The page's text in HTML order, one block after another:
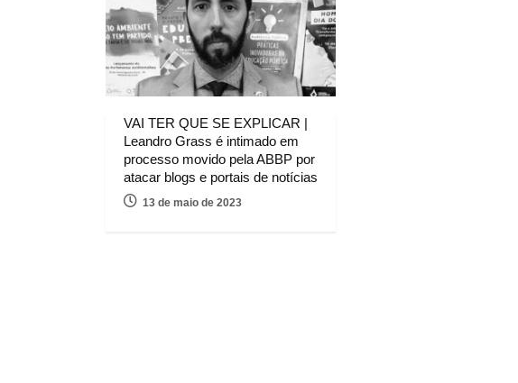
VAI TER QUE SE EXPLICAR |
Leandro Grass é intimado em
processo movido pela ABBP por
atacar blogs e portais de notícias
13 de maio de 2023